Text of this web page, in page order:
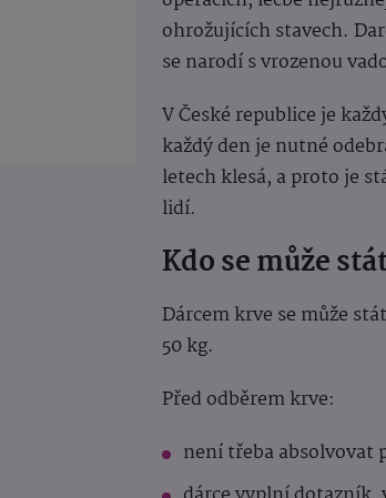
ohrožujících stavech.
se narodí s vrozenou
V České republice je
každý den je nutné
letech klesá, a proto je
lidí.
Kdo se může
Dárcem krve se může
50 kg.
Před odběrem krve:
není třeba absolvovat